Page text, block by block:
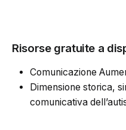
Risorse gratuite a
Comunicazione
Dimensione storica,
comunicativa